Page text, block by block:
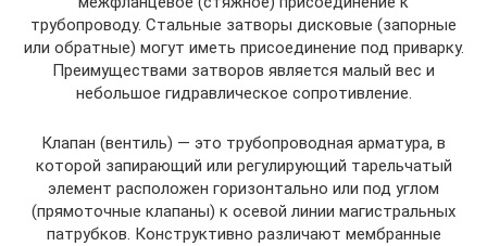
трубопроводу. Стальные затворы дисковые (запорные
или обратные) могут иметь присоединение под приварку.
Преимуществами затворов является малый вес и
небольшое гидравлическое сопротивление.
Клапан (вентиль) — это трубопроводная арматура, в
которой запирающий или регулирующий тарельчатый
элемент расположен горизонтально или под углом
(прямоточные клапаны) к осевой линии магистральных
патрубков. Конструктивно различают мембранные